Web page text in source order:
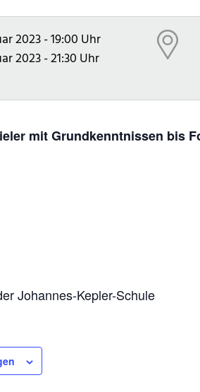
2023 - 19:00 Uhr
2023 - 21:30 Uhr
mit Grundkenntnissen bis
Johannes-Kepler-Schule